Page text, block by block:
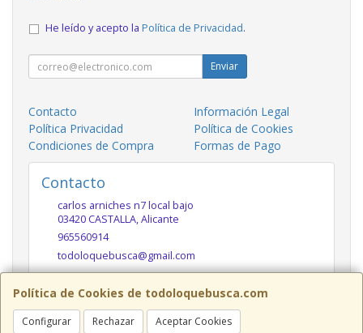
Política de Cookies de todoloquebusca.com
Configurar Rechazar Aceptar Cookies
He leído y acepto la Política de Privacidad.
Enviar
Contacto
Información Legal
Política Privacidad
Política de Cookies
Condiciones de Compra
Formas de Pago
Contacto
carlos arniches n7 local bajo
03420 CASTALLA,Alicante
965560914
todoloquebusca@gmail.com
Horario